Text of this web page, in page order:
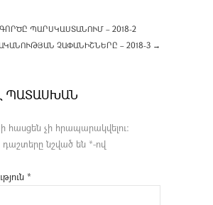
ՊԱՐՍԿԱՍՏԱՆՈՒՄ – 2018-2
ՉԱՓԱՆԻՇՆԵՐԸ – 2018-3 →
ՊԱՏԱՍԽԱՆ
հասցեն չի հրապարակվելու։
նշված են *-ով
*